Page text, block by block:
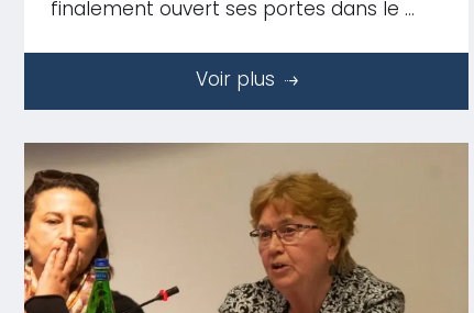
finalement ouvert ses portes dans le …
Voir plus